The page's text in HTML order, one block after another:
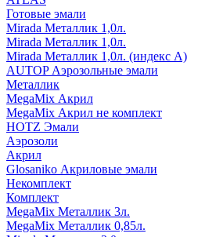
Готовые эмали
Mirada Металлик 1,0л.
Mirada Металлик 1,0л.
Mirada Металлик 1,0л. (индекс А)
AUTOP Аэрозольные эмали
Металлик
MegaMix Акрил
MegaMix Акрил не комплект
HOTZ Эмали
Аэрозоли
Акрил
Glosaniko Акриловые эмали
Некомплект
Комплект
MegaMix Металлик 3л.
MegaMix Металлик 0,85л.